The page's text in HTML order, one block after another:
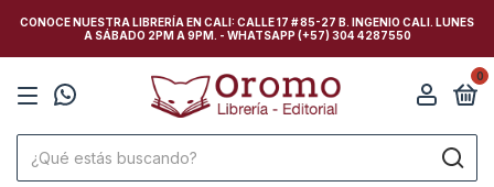
CONOCE NUESTRA LIBRERÍA EN CALI: CALLE 17 # 85-27 B. INGENIO CALI. LUNES
A SÁBADO 2PM A 9PM. - WHATSAPP (+57) 304 4287550
0